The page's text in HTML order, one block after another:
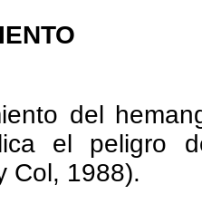
del
el peligro
Col, 1988).